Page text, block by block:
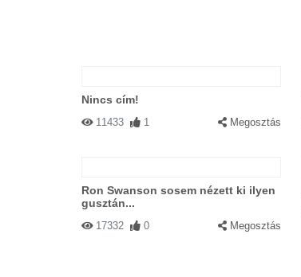
Nincs cím!
11433 1 Megosztás
Ron Swanson sosem nézett ki ilyen
gusztán...
17332 0 Megosztás